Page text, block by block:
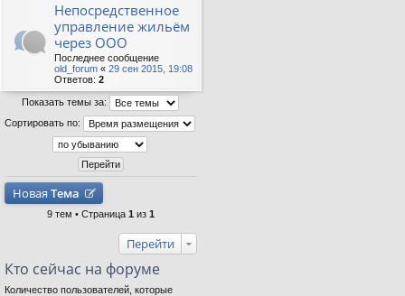
Непосредственное
управление жильём
через ООО
Последнее сообщение
old_forum « 29 сен 2015, 19:08
Ответов: 2
Показать темы за:
Сортировать по:
Новая Тема
9 тем • Страница 1 из 1
Перейти
Кто сейчас на форуме
Количество пользователей, которые